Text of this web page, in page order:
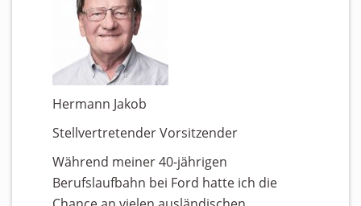
Hermann Jakob
Stellvertretender Vorsitzender
Während meiner 40-jährigen
Berufslaufbahn bei Ford hatte ich die